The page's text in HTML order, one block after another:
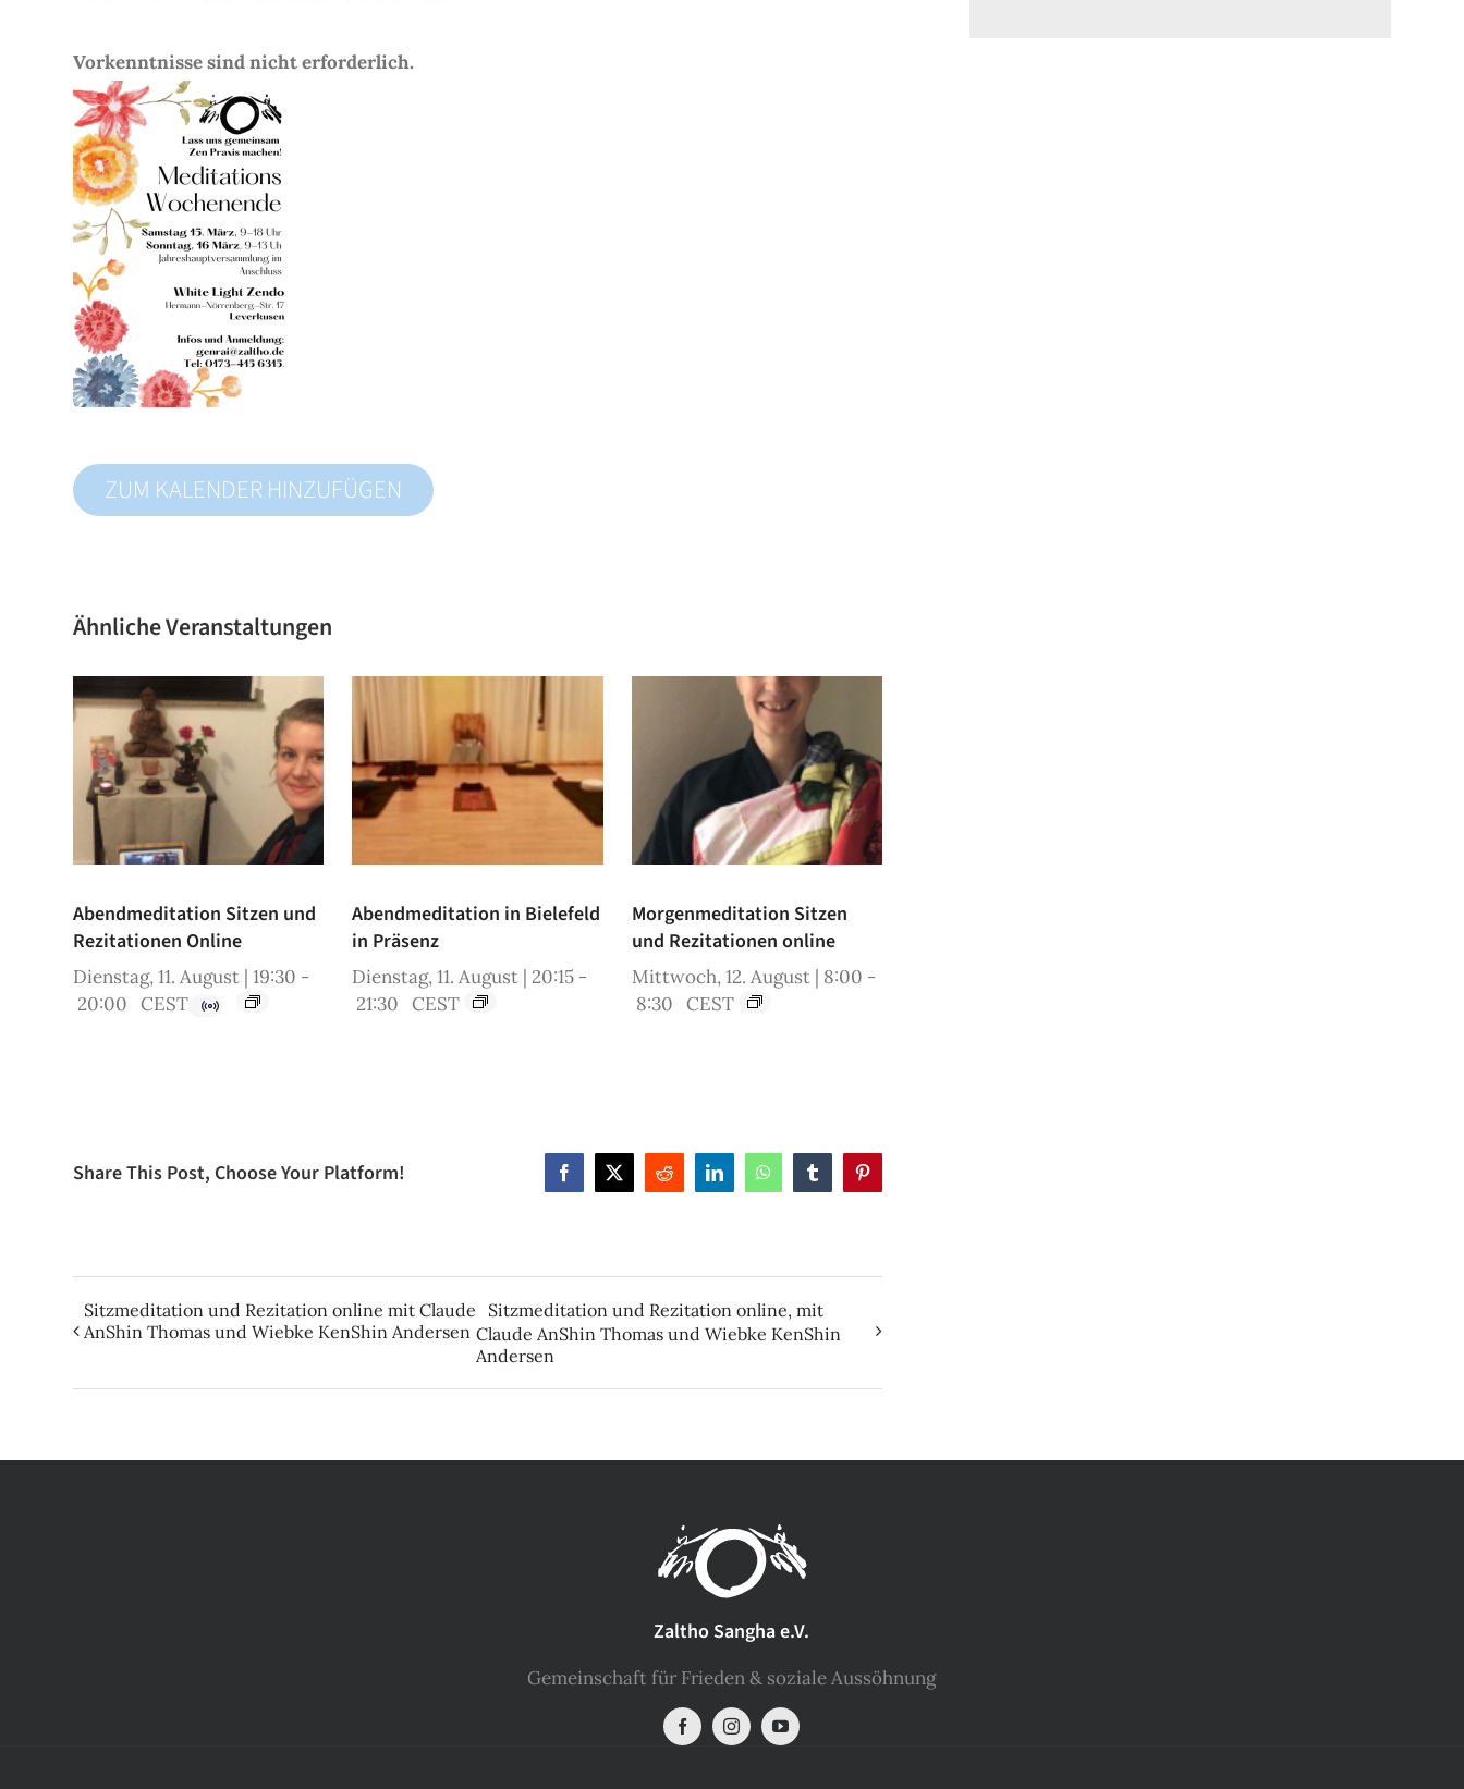
Vorkenntnisse sind nicht erforderlich.
ZUM KALENDER HINZUFÜGEN
Ähnliche Veranstaltungen
Abendmeditation Sitzen und
Rezitationen Online
Dienstag, 11. August | 19:30 -
20:00 CEST
Abendmeditation in Bielefeld
in Präsenz
Dienstag, 11. August | 20:15 -
21:30
CEST
Morgenmeditation Sitzen
und Rezitationen online
Mittwoch, 12. August | 8:00 -
8:30 CEST
Share This Post, Choose Your Platform! Facebook
X Reddit LinkedInWhatsAppTumblrPinterest
Sitzmeditation und Rezitation online mit Claude
AnShin Thomas und Wiebke KenShin Andersen
Sitzmeditation und Rezitation online, mit
Claude AnShin Thomas und Wiebke KenShin
Andersen
Zaltho Sangha e.V.
Gemeinschaft für Frieden & soziale Aussöhnung